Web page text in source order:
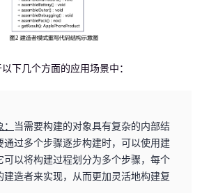
下几个方面的应用场景中：
当需要构建的对象具有复杂的内部结
通过多个步骤逐步构建时，可以使用建
可以将构建过程划分为多个步骤，每个
建造者来实现，从而更加灵活地构建复